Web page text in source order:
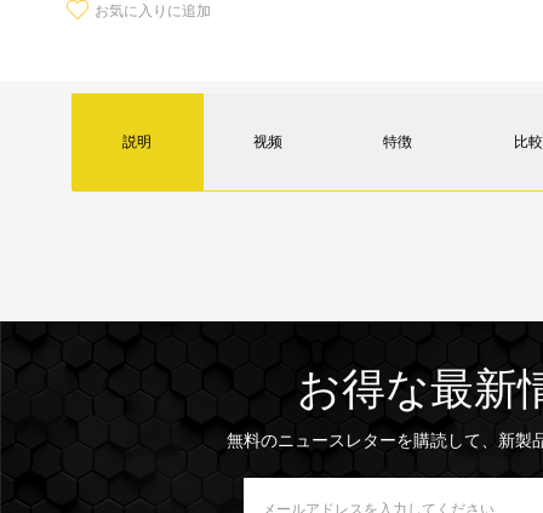
お気に入りに追加
説明 视频 特徴 比較
お得な最新
無料のニュースレターを購読して、新製